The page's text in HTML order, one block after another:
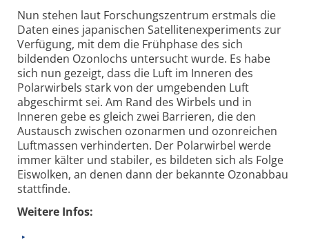
Nun stehen laut Forschungszentrum erstmals die
Daten eines japanischen Satellitenexperiments zur
Verfügung, mit dem die Frühphase des sich
bildenden Ozonlochs untersucht wurde. Es habe
sich nun gezeigt, dass die Luft im Inneren des
Polarwirbels stark von der umgebenden Luft
abgeschirmt sei. Am Rand des Wirbels und in
Inneren gebe es gleich zwei Barrieren, die den
Austausch zwischen ozonarmen und ozonreichen
Luftmassen verhinderten. Der Polarwirbel werde
immer kälter und stabiler, es bildeten sich als Folge
Eiswolken, an denen dann der bekannte Ozonabbau
stattfinde.
Weitere Infos: